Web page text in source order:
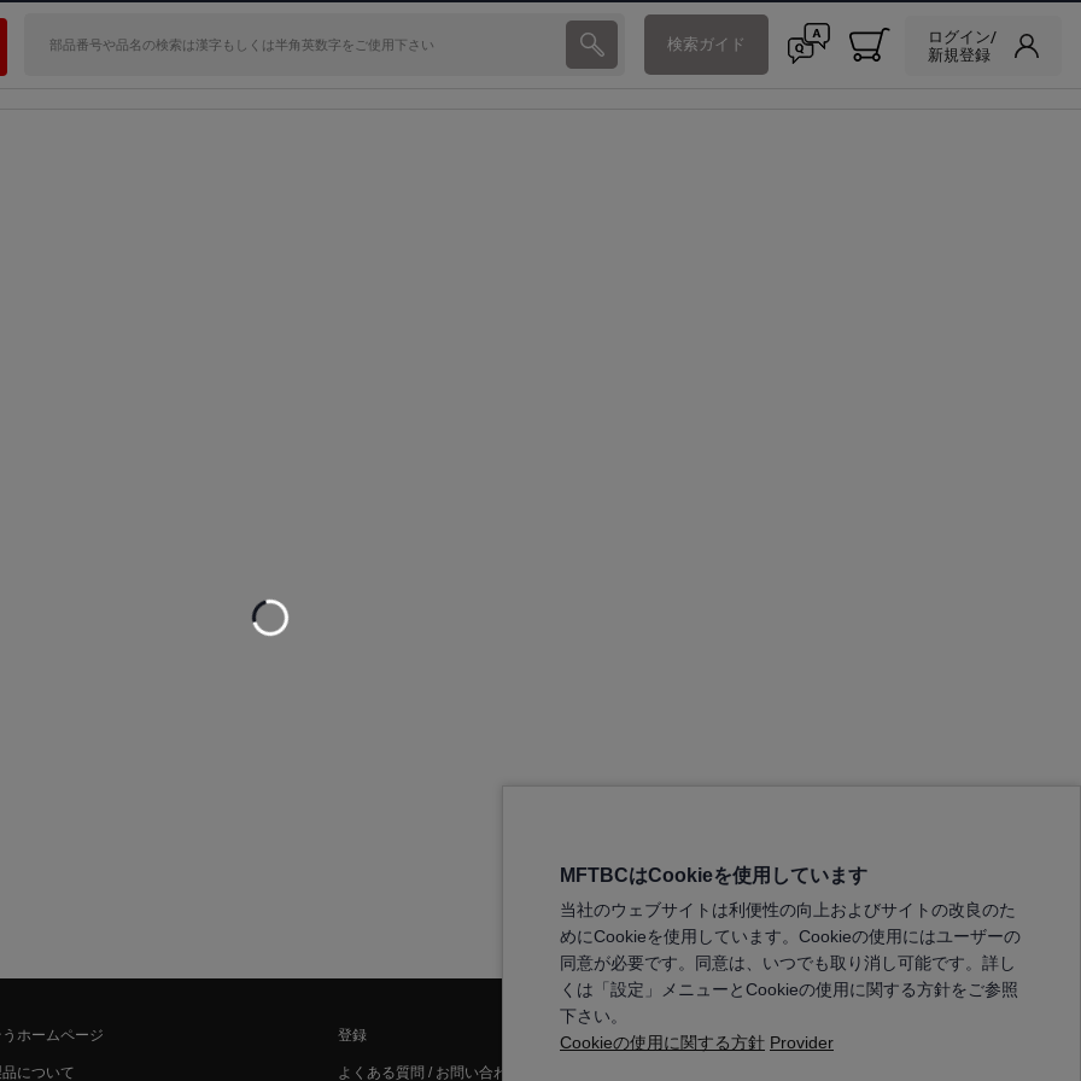
検索ガイド
ログイン/
新規登録
Loading...
ホームページ
について
登録
よくある質問 / お問い合わせ
MFTBCはCookieを使用しています
当社のウェブサイトは利便性の向上およびサイトの改良のた
めにCookieを使用しています。Cookieの使用にはユーザーの
同意が必要です。同意は、いつでも取り消し可能です。詳し
くは「設定」メニューとCookieの使用に関する方針をご参照
下さい。
Cookieの使用に関する方針 Provider